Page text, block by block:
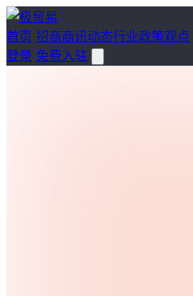
首页 招商商讯动态行业政策观点
登录 免费入驻